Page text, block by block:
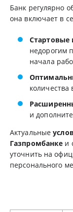
Банк регулярно
она включает в
Стартовые
недорогим
начала
и
Актуальные
Газпромбанке и
уточнить на
персонального